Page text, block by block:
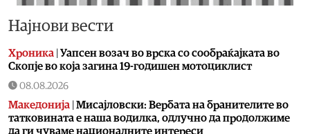
Најнови вести
Хроника | Уапсен возач во врска со сообраќајката во
Скопје во која загина 19-годишен мотоциклист
08.08.2026
Македонија | Мисајловски: Вербата на бранителите во
татковината е наша водилка, одлучно да продолжиме
да ги чуваме националните интереси